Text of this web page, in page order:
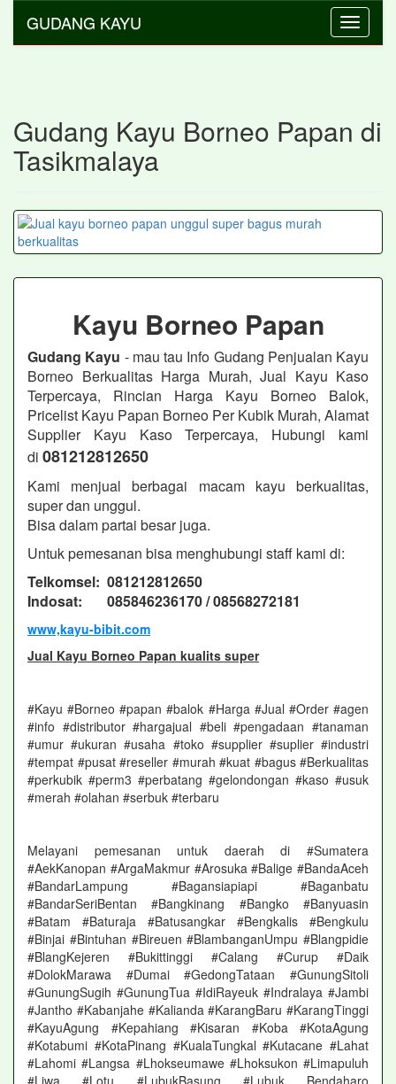
Toggle
GUDANG KAYU
Gudang Kayu Borneo Papan di
Tasikmalaya
Kayu Borneo Papan
Gudang Kayu - mau tau Info Gudang Penjualan Kayu
Borneo Berkualitas Harga Murah, Jual Kayu Kaso
Terpercaya, Rincian Harga Kayu Borneo Balok,
Pricelist Kayu Papan Borneo Per Kubik Murah, Alamat
Supplier Kayu Kaso Terpercaya, Hubungi kami
di 081212812650
Kami menjual berbagai macam kayu berkualitas,
super dan unggul.
Bisa dalam partai besar juga.
Untuk pemesanan bisa menghubungi staff kami di:
Telkomsel: 081212812650
Indosat: 085846236170 / 08568272181
www,kayu-bibit.com
Jual Kayu Borneo Papan kualits super
#Kayu #Borneo #papan #balok #Harga #Jual #Order #agen
#info #distributor #hargajual #beli #pengadaan #tanaman
#umur #ukuran #usaha #toko #supplier #suplier #industri
#tempat #pusat #reseller #murah #kuat #bagus #Berkualitas
#perkubik #perm3 #perbatang #gelondongan #kaso #usuk
#merah #olahan #serbuk #terbaru
Melayani pemesanan untuk daerah di #Sumatera
#AekKanopan #ArgaMakmur #Arosuka #Balige #BandaAceh
#BandarLampung #Bagansiapiapi #Baganbatu
#BandarSeriBentan #Bangkinang #Bangko #Banyuasin
#Batam #Baturaja #Batusangkar #Bengkalis #Bengkulu
#Binjai #Bintuhan #Bireuen #BlambanganUmpu #Blangpidie
#BlangKejeren #Bukittinggi #Calang #Curup #Daik
#DolokMarawa #Dumai #GedongTataan #GunungSitoli
#GunungSugih #GunungTua #IdiRayeuk #Indralaya #Jambi
#Jantho #Kabanjahe #Kalianda #KarangBaru #KarangTinggi
#KayuAgung #Kepahiang #Kisaran #Koba #KotaAgung
#Kotabumi #KotaPinang #KualaTungkal #Kutacane #Lahat
#Lahomi #Langsa #Lhokseumawe #Lhoksukon #Limapuluh
#Liwa #Lotu #LubukBasung #Lubuk Bendaharo